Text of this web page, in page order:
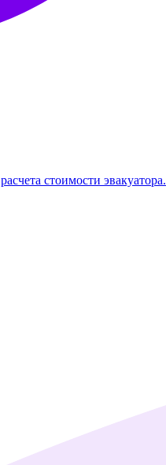
расчета стоимости эвакуатора.